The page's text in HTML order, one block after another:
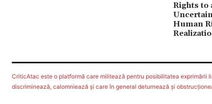
Rights to
Human
CriticAtac este o platformă care militează pentru posibilitatea
discriminează, calomniează şi care în general deturnează şi